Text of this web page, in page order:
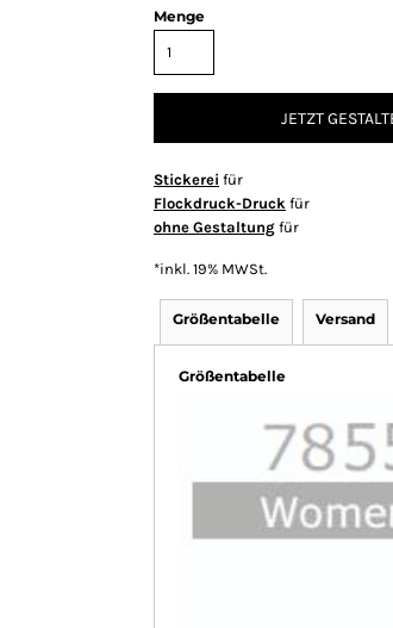
Menge
JETZT
Stickerei für
Flockdruck-Druck für
ohne Gestaltung für
*inkl. 19% MWSt.
Größentabelle Versand
Größentabelle